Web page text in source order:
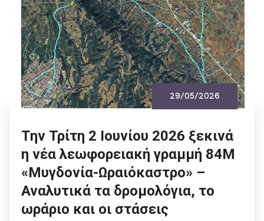
29/05/2026
Την Τρίτη 2 Ιουνίου 2026 ξεκινά
η νέα λεωφορειακή γραμμή 84Μ
«Μυγδονία-Ωραιόκαστρο» –
Αναλυτικά τα δρομολόγια, το
ωράριο και οι στάσεις